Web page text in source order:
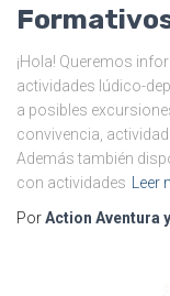
¡Hola! Queremos
actividades lúdico-
a posibles
convivencia,
Además también
con actividades Leer
PorAction Aventura